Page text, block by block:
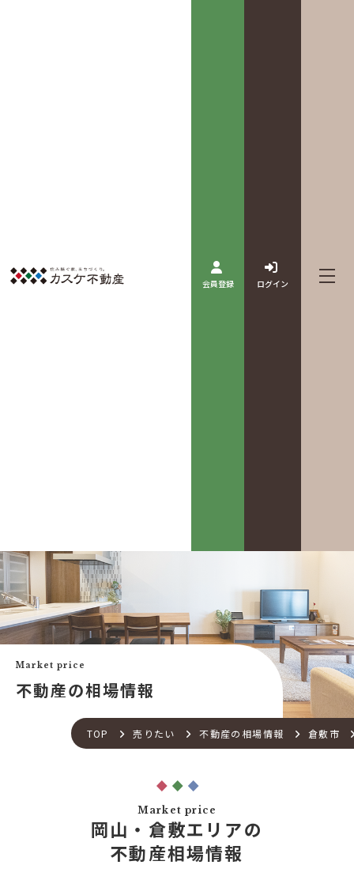
会員登録 ログイン
カスケって？
カスケホームグループ
買いたい
中古×RF(リノベ)
新築建売購入サポート
不動産流通の仕組み
住宅ローンサポート
住宅売却サポート
お客様の声
みんなの不動産小話
中古リフォーム事例
店舗紹介
スタッフ紹介
お知らせ一覧
不動産コラム
TOP 売りたい 不動産の相場情報 倉敷市
Market price
不動産の相場情報
Market price
岡山・倉敷エリアの
不動産相場情報